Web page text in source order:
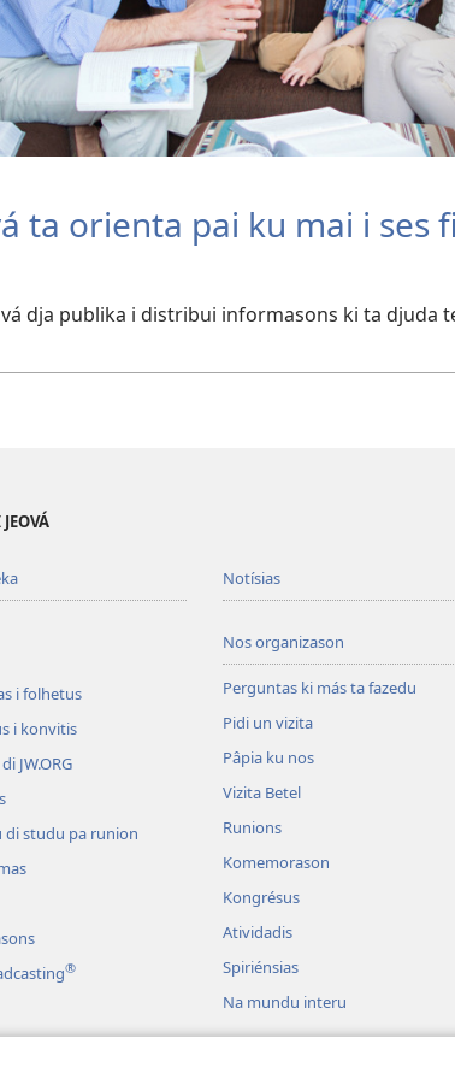
ta orienta pai ku mai i ses
dja publika i distribui informasons ki ta djuda
i folhetus
i konvitis
JW.ORG
di studu pa runion
®
Notísias
Nos organizason
Perguntas ki más ta fazedu
Pidi un vizita
Pâpia ku nos
Vizita Betel
Runions
Komemorason
Kongrésus
Atividadis
Spiriénsias
Na mundu interu